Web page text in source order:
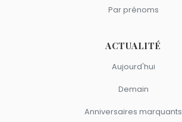
Par prénoms
ACTUALITÉ
Aujourd'hui
Demain
Anniversaires marquants